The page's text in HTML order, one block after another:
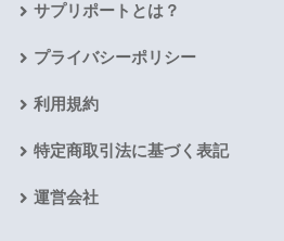
サプリポートとは？
プライバシーポリシー
利用規約
特定商取引法に基づく表記
運営会社